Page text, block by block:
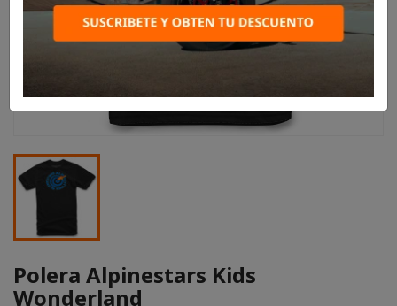
Polera Alpinestars Kids
Wonderland